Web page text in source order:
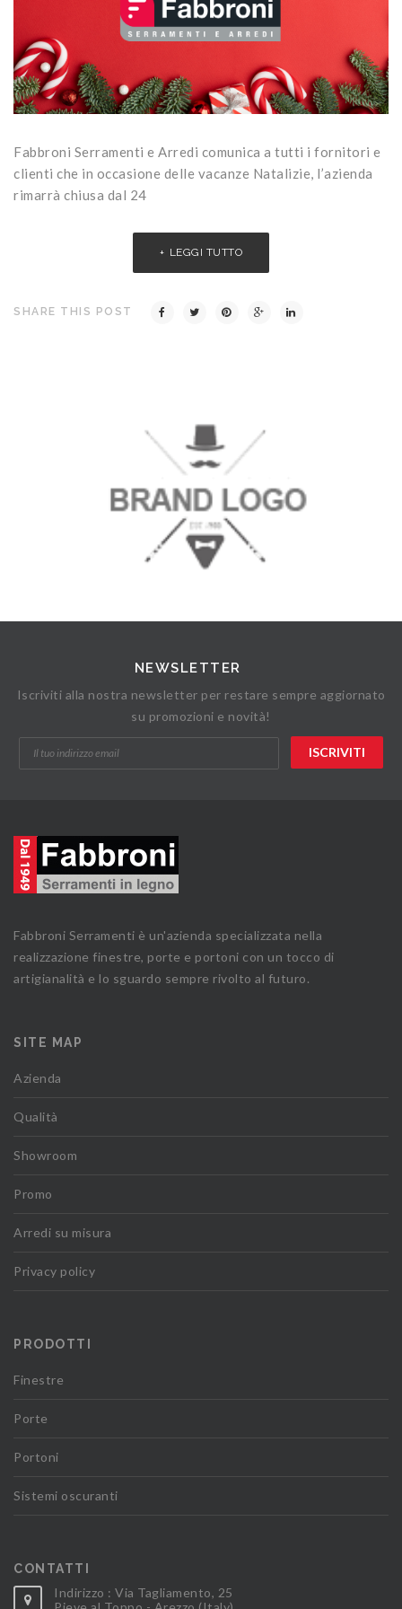
Fabbroni Serramenti e Arredi comunica a tutti i fornitori e
clienti che in occasione delle vacanze Natalizie, l’azienda
rimarrà chiusa dal 24
LEGGI TUTTO
SHARE THIS POST
NEWSLETTER
Iscriviti alla nostra newsletter per restare sempre aggiornato
su promozioni e novità!
Fabbroni Serramenti è un'azienda specializzata nella
realizzazione finestre, porte e portoni con un tocco di
artigianalità e lo sguardo sempre rivolto al futuro.
SITE MAP
Azienda
Qualità
Showroom
Promo
Arredi su misura
Privacy policy
PRODOTTI
Finestre
Porte
Portoni
Sistemi oscuranti
CONTATTI
Indirizzo : Via Tagliamento, 25